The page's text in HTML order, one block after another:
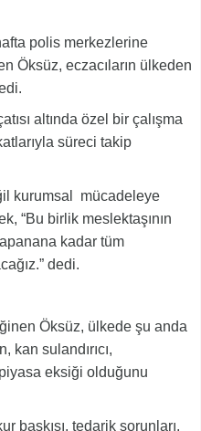
polis merkezlerine
Öksüz, eczacıların ülkeden
altında özel bir çalışma
süreci takip
kurumsal mücadeleye
“Bu birlik meslektaşının
kadar tüm
dedi.
Öksüz, ülkede şu anda
kan sulandırıcı,
eksiği olduğunu
baskısı, tedarik sorunları,